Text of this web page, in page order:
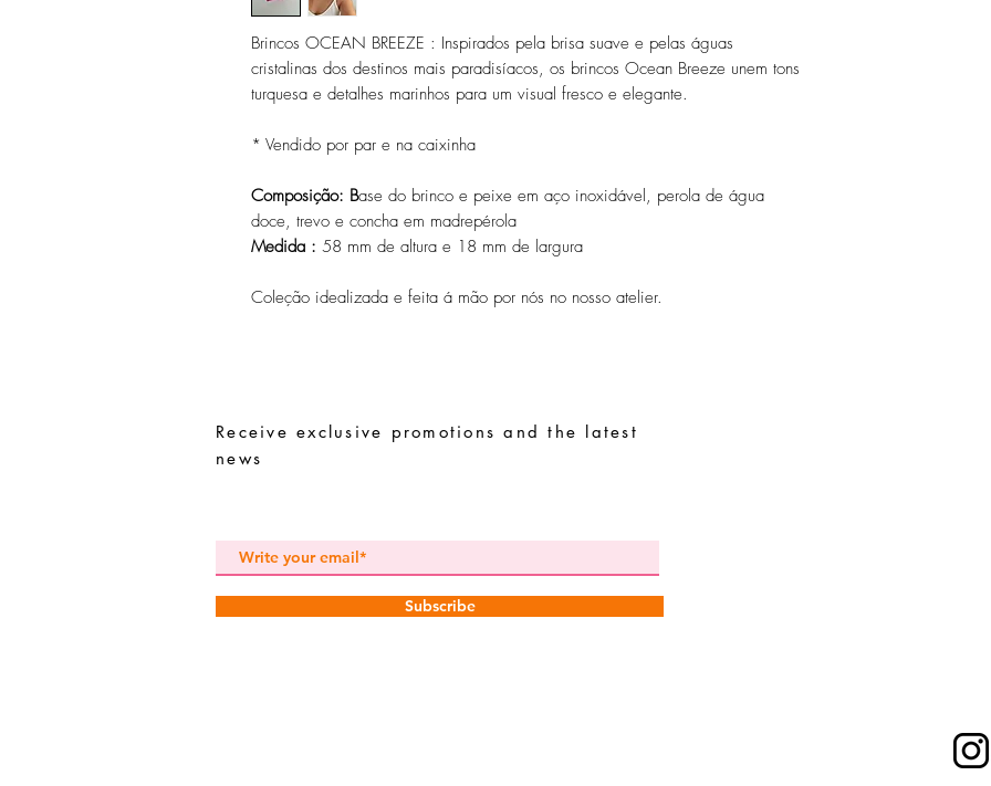
Brincos OCEAN BREEZE : Inspirados pela brisa suave e pelas águas
cristalinas dos destinos mais paradisíacos, os brincos Ocean Breeze unem tons
turquesa e detalhes marinhos para um visual fresco e elegante.
* Vendido por par e na caixinha
Composição: Base do brinco e peixe em aço inoxidável, perola de água
doce, trevo e concha em madrepérola
Medida : 58 mm de altura e 18 mm de largura
Coleção idealizada e feita á mão por nós no nosso atelier.
Receive exclusive promotions and the latest
news
Subscribe